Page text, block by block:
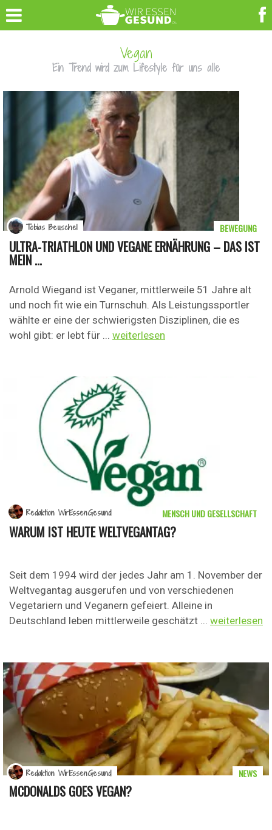
Vegan
Ein Trend wird zum Lifestyle für uns alle
ULTRA-TRIATHLON UND VEGANE ERNÄHRUNG – DAS IST
MEIN ...
Arnold Wiegand ist Veganer, mittlerweile 51 Jahre alt
und noch fit wie ein Turnschuh. Als Leistungssportler
wählte er eine der schwierigsten Disziplinen, die es
wohl gibt: er lebt für ... weiterlesen
BEWEGUNG
Tobias Beuschel
WARUM IST HEUTE WELTVEGANTAG?
Seit dem 1994 wird der jedes Jahr am 1. November der
Weltvegantag ausgerufen und von verschiedenen
Vegetariern und Veganern gefeiert. Alleine in
Deutschland leben mittlerweile geschätzt ... weiterlesen
MENSCH UND GESELLSCHAFT
Redaktion WirEssenGesund
MCDONALDS GOES VEGAN?
NEWS
Redaktion WirEssenGesund